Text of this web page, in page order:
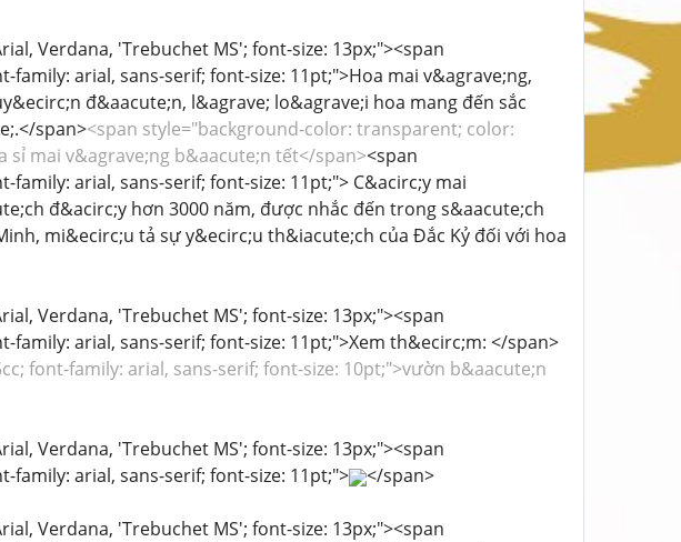
Verdana, 'Trebuchet MS'; font-size: 13px;"><span
arial, sans-serif; font-size: 11pt;">Hoa mai v&agrave;ng,
đ&aacute;n, l&agrave; lo&agrave;i hoa mang đến sắc
span><span style="background-color: transparent; color:
sỉ mai v&agrave;ng b&aacute;n tết</span><span
arial, sans-serif; font-size: 11pt;"> C&acirc;y mai
đ&acirc;y hơn 3000 năm, được nhắc đến trong s&aacute;ch
mi&ecirc;u tả sự y&ecirc;u th&iacute;ch của Đắc Kỷ đối với hoa
Verdana, 'Trebuchet MS'; font-size: 13px;"><span
arial, sans-serif; font-size: 11pt;">Xem th&ecirc;m: </span>
font-family: arial, sans-serif; font-size: 10pt;">vườn b&aacute;n
Verdana, 'Trebuchet MS'; font-size: 13px;"><span
arial, sans-serif; font-size: 11pt;">
</span>
Verdana, 'Trebuchet MS'; font-size: 13px;"><span